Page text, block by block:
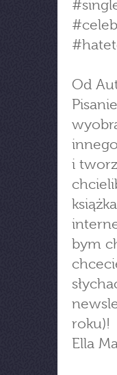
Od
i
bym
roku)!
Ella